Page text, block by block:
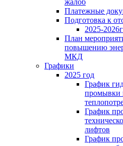
жалоб
Платежные
Подготовка к
2025-
План
повышению
МКД
Графики
2025 год
График
промывки
График
лифтов
График